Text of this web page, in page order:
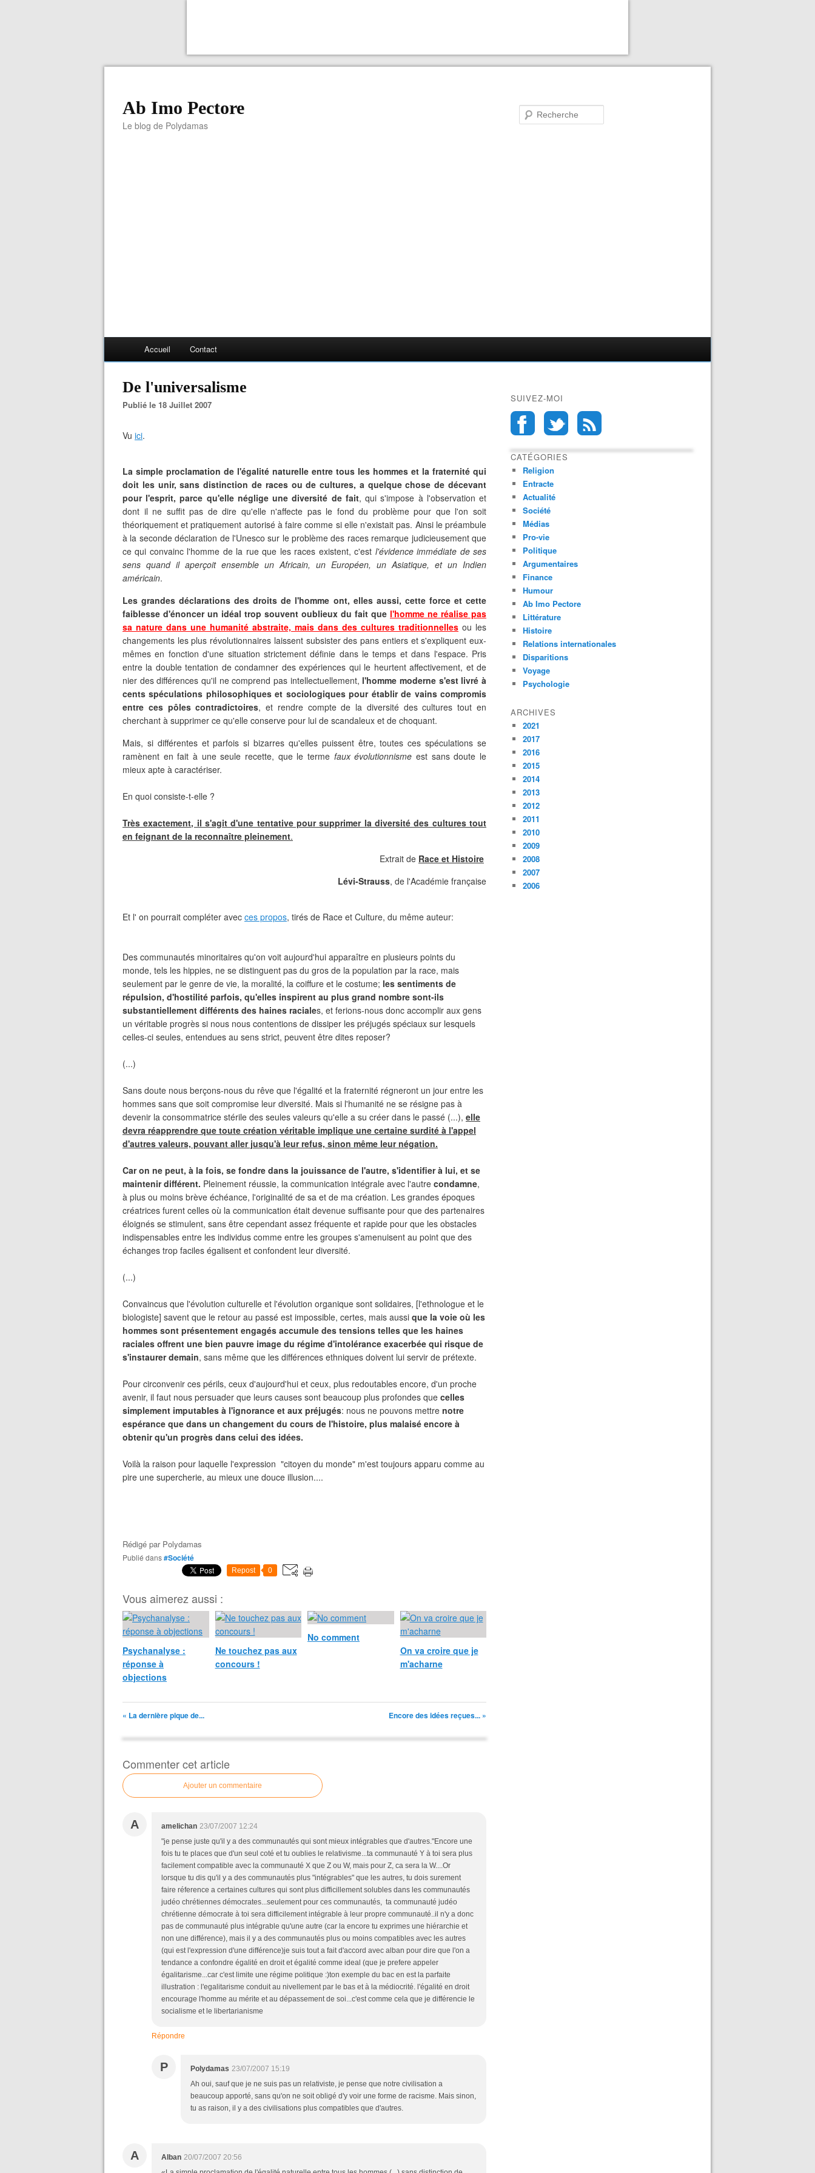
Ab Imo Pectore
Le blog de Polydamas
Accueil Contact
De l'universalisme
Publié le 18 Juillet 2007
Vu ici.
La simple proclamation de l'égalité naturelle entre tous les hommes et la fraternité qui
doit les unir, sans distinction de races ou de cultures, a quelque chose de décevant
pour l'esprit, parce qu'elle néglige une diversité de fait, qui s'impose à l'observation et
dont il ne suffit pas de dire qu'elle n'affecte pas le fond du problème pour que l'on soit
théoriquement et pratiquement autorisé à faire comme si elle n'existait pas. Ainsi le préambule
à la seconde déclaration de l'Unesco sur le problème des races remarque judicieusement que
ce qui convainc l'homme de la rue que les races existent, c'est l'évidence immédiate de ses
sens quand il aperçoit ensemble un Africain, un Européen, un Asiatique, et un Indien
américain.
Les grandes déclarations des droits de l'homme ont, elles aussi, cette force et cette
faiblesse d'énoncer un idéal trop souvent oublieux du fait que l'homme ne réalise pas
sa nature dans une humanité abstraite, mais dans des cultures traditionnelles ou les
changements les plus révolutionnaires laissent subsister des pans entiers et s'expliquent eux-
mêmes en fonction d'une situation strictement définie dans le temps et dans l'espace. Pris
entre la double tentation de condamner des expériences qui le heurtent affectivement, et de
nier des différences qu'il ne comprend pas intellectuellement, l'homme moderne s'est livré à
cents spéculations philosophiques et sociologiques pour établir de vains compromis
entre ces pôles contradictoires, et rendre compte de la diversité des cultures tout en
cherchant à supprimer ce qu'elle conserve pour lui de scandaleux et de choquant.
Mais, si différentes et parfois si bizarres qu'elles puissent être, toutes ces spéculations se
ramènent en fait à une seule recette, que le terme faux évolutionnisme est sans doute le
mieux apte à caractériser.
En quoi consiste-t-elle ?
Très exactement, il s'agit d'une tentative pour supprimer la diversité des cultures tout
en feignant de la reconnaître pleinement.
Extrait de Race et Histoire
Lévi-Strauss, de l'Académie française
Et l' on pourrait compléter avec ces propos, tirés de Race et Culture, du même auteur:
Des communautés minoritaires qu'on voit aujourd'hui apparaître en plusieurs points du
monde, tels les hippies, ne se distinguent pas du gros de la population par la race, mais
seulement par le genre de vie, la moralité, la coiffure et le costume; les sentiments de
répulsion, d'hostilité parfois, qu'elles inspirent au plus grand nombre sont-ils
substantiellement différents des haines raciales, et ferions-nous donc accomplir aux gens
un véritable progrès si nous nous contentions de dissiper les préjugés spéciaux sur lesquels
celles-ci seules, entendues au sens strict, peuvent être dites reposer?
(...)
Sans doute nous berçons-nous du rêve que l'égalité et la fraternité régneront un jour entre les
hommes sans que soit compromise leur diversité. Mais si l'humanité ne se résigne pas à
devenir la consommatrice stérile des seules valeurs qu'elle a su créer dans le passé (...), elle
devra réapprendre que toute création véritable implique une certaine surdité à l'appel
d'autres valeurs, pouvant aller jusqu'à leur refus, sinon même leur négation.
Car on ne peut, à la fois, se fondre dans la jouissance de l'autre, s'identifier à lui, et se
maintenir différent. Pleinement réussie, la communication intégrale avec l'autre condamne,
à plus ou moins brève échéance, l'originalité de sa et de ma création. Les grandes époques
créatrices furent celles où la communication était devenue suffisante pour que des partenaires
éloignés se stimulent, sans être cependant assez fréquente et rapide pour que les obstacles
indispensables entre les individus comme entre les groupes s'amenuisent au point que des
échanges trop faciles égalisent et confondent leur diversité.
(...)
Convaincus que l'évolution culturelle et l'évolution organique sont solidaires, [l'ethnologue et le
biologiste] savent que le retour au passé est impossible, certes, mais aussi que la voie où les
hommes sont présentement engagés accumule des tensions telles que les haines
raciales offrent une bien pauvre image du régime d'intolérance exacerbée qui risque de
s'instaurer demain, sans même que les différences ethniques doivent lui servir de prétexte.
Pour circonvenir ces périls, ceux d'aujourd'hui et ceux, plus redoutables encore, d'un proche
avenir, il faut nous persuader que leurs causes sont beaucoup plus profondes que celles
simplement imputables à l'ignorance et aux préjugés: nous ne pouvons mettre notre
espérance que dans un changement du cours de l'histoire, plus malaisé encore à
obtenir qu'un progrès dans celui des idées.
Voilà la raison pour laquelle l'expression "citoyen du monde" m'est toujours apparu comme au
pire une supercherie, au mieux une douce illusion....
Rédigé par Polydamas
Publié dans#Société
Repost 0
Vous aimerez aussi :
Psychanalyse :
réponse à
objections
Ne touchez pas aux
concours !
No comment
On va croire que je
m'acharne
« La dernière pique de... Encore des idées reçues... »
Commenter cet article
Ajouter un commentaire
A amelichan 23/07/2007 12:24
"je pense juste qu'il y a des communautés qui sont mieux intégrables que d'autres."Encore une
fois tu te places que d'un seul coté et tu oublies le relativisme...ta communauté Y à toi sera plus
facilement compatible avec la communauté X que Z ou W, mais pour Z, ca sera la W....Or
lorsque tu dis qu'il y a des communautés plus "intégrables" que les autres, tu dois surement
faire réference a certaines cultures qui sont plus difficillement solubles dans les communautés
judéo chrétiennes démocrates...seulement pour ces communautés, ta communauté judéo
chrétienne démocrate à toi sera difficilement intégrable à leur propre communauté..il n'y a donc
pas de communauté plus intégrable qu'une autre (car la encore tu exprimes une hiérarchie et
non une différence), mais il y a des communautés plus ou moins compatibles avec les autres
(qui est l'expression d'une différence)je suis tout a fait d'accord avec alban pour dire que l'on a
tendance a confondre égalité en droit et égalité comme ideal (que je prefere appeler
égalitarisme...car c'est limite une régime politique :)ton exemple du bac en est la parfaite
illustration : l'egalitarisme conduit au nivellement par le bas et à la médiocrité. l'égalité en droit
encourage l'homme au mérite et au dépassement de soi...c'est comme cela que je différencie le
socialisme et le libertarianisme
Répondre
P Polydamas 23/07/2007 15:19
Ah oui, sauf que je ne suis pas un relativiste, je pense que notre civilisation a
beaucoup apporté, sans qu'on ne soit obligé d'y voir une forme de racisme. Mais sinon,
tu as raison, il y a des civilisations plus compatibles que d'autres.
A Alban 20/07/2007 20:56
SUIVEZ-MOI
CATÉGORIES
Religion
Entracte
Actualité
Société
Médias
Pro-vie
Politique
Argumentaires
Finance
Humour
Ab Imo Pectore
Littérature
Histoire
Relations internationales
Disparitions
Voyage
Psychologie
ARCHIVES
2021
2017
2016
2015
2014
2013
2012
2011
2010
2009
2008
2007
2006